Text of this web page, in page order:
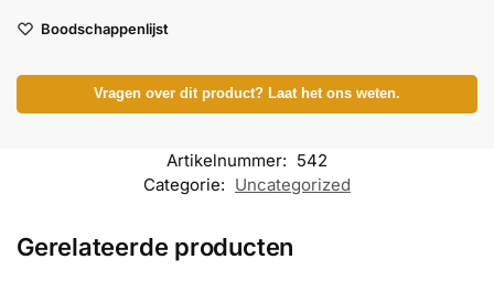
Boodschappenlijst
Vragen over dit product? Laat het ons weten.
Artikelnummer: 542
Categorie: Uncategorized
Gerelateerde producten